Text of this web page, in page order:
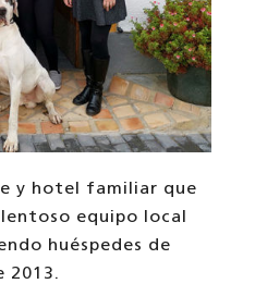
y hotel familiar que
equipo local
huéspedes de
2013.